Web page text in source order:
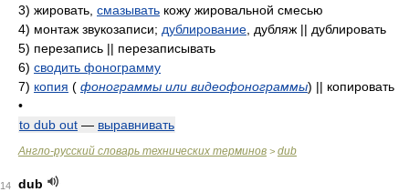
3) жировать, смазывать кожу жировальной смесью
4) монтаж звукозаписи; дублирование , дубляж || дублировать
5) перезапись || перезаписывать
6) сводить фонограмму
7) копия ( фонограммы или видеофонограммы) || копировать
•
to dub out — выравнивать
Англо-русский словарь технических терминов > dub
14
dub